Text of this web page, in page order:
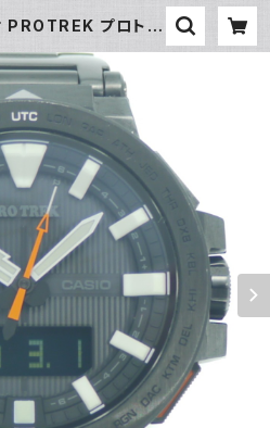
PROTREK プロトレ
8000YT-1JF Y04
質店 前橋三俣店